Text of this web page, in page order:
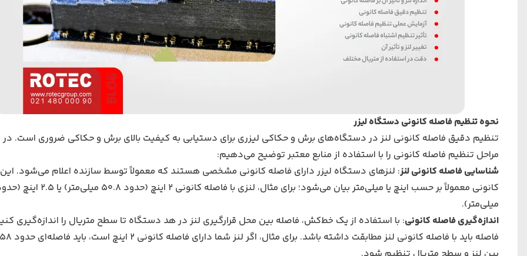
نحوه تنظیم فاصله کانونی دستگاه لیزر
تنظیم دقیق فاصله کانونی لنز در دستگاه‌های برش و حکاکی لیزری برای دستیابی به کیفیت بالای برش و حکاکی ضروری است. در
مراحل تنظیم فاصله کانونی را با استفاده از منابع معتبر توضیح می‌دهیم:
شناسایی فاصله کانونی لنز: لنزهای دستگاه لیزر دارای فاصله کانونی مشخصی هستند که معمولاً توسط سازنده اعلام می‌شود.
میلی‌متر).
اندازه‌گیری فاصله کانونی: با استفاده از یک خط‌کش، فاصله بین محل قرارگیری لنز در هد دستگاه تا سطح متریال را اندازه‌گیری